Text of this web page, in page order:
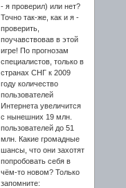
- я проверил) или нет?
Точно так-же, как и я -
проверить,
поучавствовав в этой
игре! По прогнозам
специалистов, только в
странах СНГ к 2009
году количество
пользователей
Интернета увеличится
с нынешних 19 млн.
пользователей до 51
млн. Какие громадные
шансы, что они захотят
попробовать себя в
чём-то новом? Только
запомните: